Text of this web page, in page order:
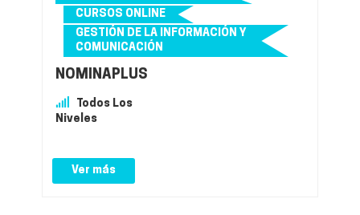
CURSOS ONLINE
GESTIÓN DE LA INFORMACIÓN Y
COMUNICACIÓN
NOMINAPLUS
Todos Los
Niveles
Ver más